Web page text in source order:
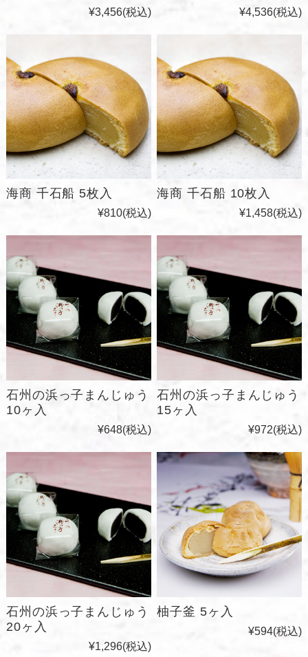
¥3,456(税込) ¥4,536(税込)
海商 千石船 5枚入
¥810(税込)
海商 千石船 10枚入
¥1,458(税込)
石州の浜っ子まんじゅう
10ヶ入
¥648(税込)
石州の浜っ子まんじゅう
15ヶ入
¥972(税込)
石州の浜っ子まんじゅう
20ヶ入
¥1,296(税込)
柚子釜 5ヶ入
¥594(税込)